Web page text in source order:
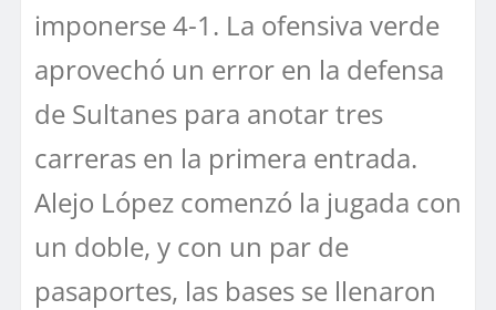
imponerse 4-1. La ofensiva verde
aprovechó un error en la defensa
de Sultanes para anotar tres
carreras en la primera entrada.
Alejo López comenzó la jugada con
un doble, y con un par de
pasaportes, las bases se llenaron